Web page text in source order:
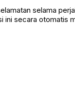
selama
secara otomatis